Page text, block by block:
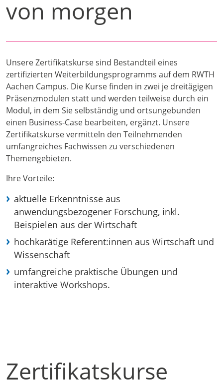
von morgen
Unsere Zertifikatskurse sind Bestandteil eines
zertifizierten Weiterbildungsprogramms auf dem RWTH
Aachen Campus. Die Kurse finden in zwei je dreitägigen
Präsenzmodulen statt und werden teilweise durch ein
Modul, in dem Sie selbständig und ortsungebunden
einen Business-Case bearbeiten, ergänzt. Unsere
Zertifikatskurse vermitteln den Teilnehmenden
umfangreiches Fachwissen zu verschiedenen
Themengebieten.
Ihre Vorteile:
aktuelle Erkenntnisse aus
anwendungsbezogener Forschung, inkl.
Beispielen aus der Wirtschaft
hochkarätige Referent:innen aus Wirtschaft und
Wissenschaft
umfangreiche praktische Übungen und
interaktive Workshops.
Zertifikatskurse